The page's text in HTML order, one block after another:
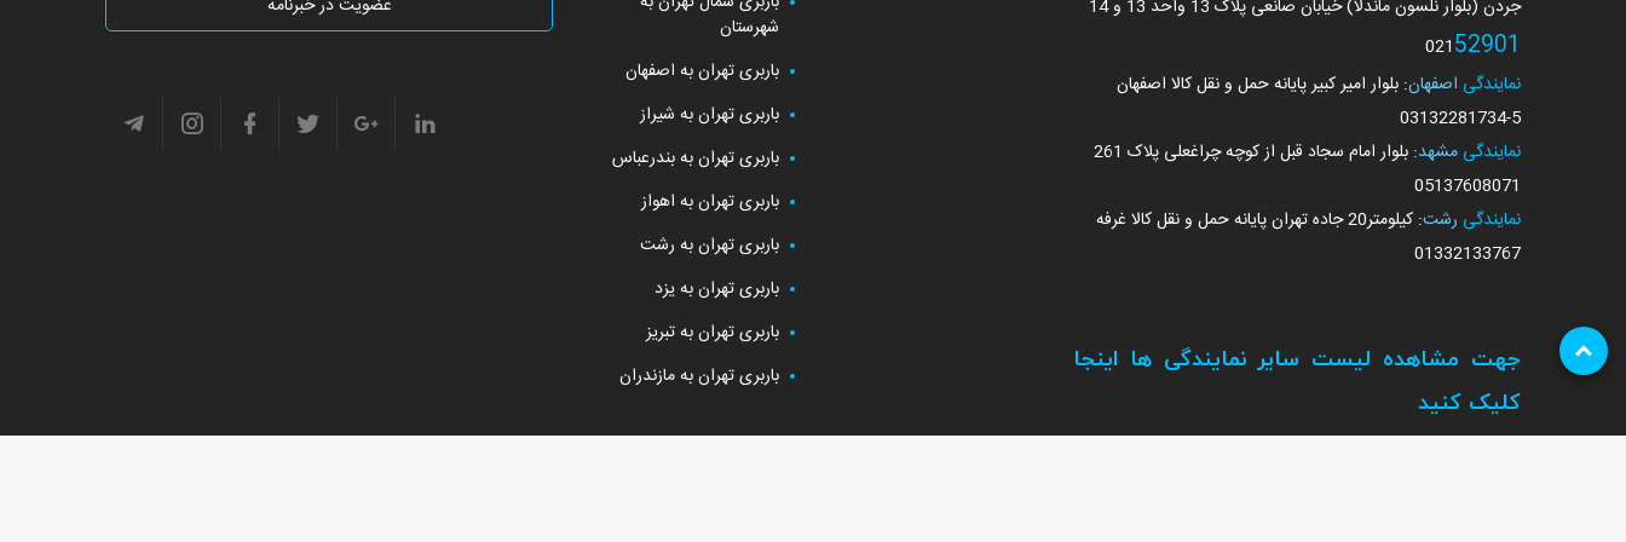
جردن (بلوار نلسون ماندلا) خیابان صانعی پلاک 13 واحد 13 و 14
02152901
نمایندگی اصفهان: بلوار امیر کبیر پایانه حمل و نقل کالا اصفهان
03132281734-5
نمایندگی مشهد: بلوار امام سجاد قبل از کوچه چراغعلی پلاک 261
05137608071
نمایندگی رشت: کیلومتر20 جاده تهران پایانه حمل و نقل کالا غرفه
01332133767
جهت مشاهده لیست سایر نمایندگی ها اینجا
کلیک کنید
شهرستان
باربری تهران به اصفهان
باربری تهران به شیراز
باربری تهران به بندرعباس
باربری تهران به اهواز
باربری تهران به رشت
باربری تهران به یزد
باربری تهران به تبریز
باربری تهران به مازندران